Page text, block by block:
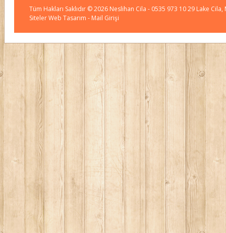
Tüm Hakları Saklıdır © 2026 Neslihan Cila - 0535 973 10 29 Lake
Siteler Web Tasarım - Mail Girişi